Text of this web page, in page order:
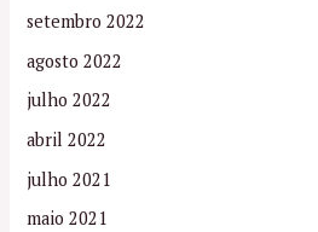
setembro 2022
agosto 2022
julho 2022
abril 2022
julho 2021
maio 2021